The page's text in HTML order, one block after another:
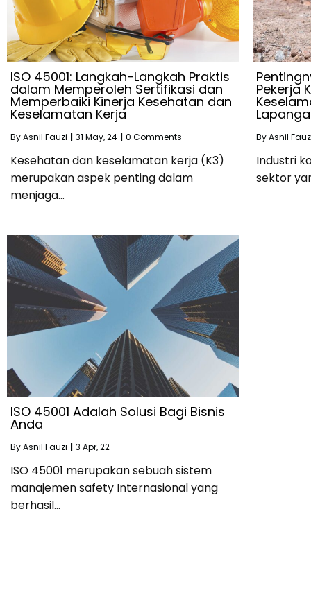
ISO 45001: Langkah-Langkah Praktis
dalam Memperoleh Sertifikasi dan
Memperbaiki Kinerja Kesehatan dan
Keselamatan Kerja
ByAsnil Fauzi | 31 May, 24 | 0 Comments
Kesehatan dan keselamatan kerja (K3)
merupakan aspek penting dalam
menjaga…
Pekerja
ByAsnil
Industri
sektor
ISO 45001 Adalah Solusi Bagi Bisnis
Anda
ByAsnil Fauzi | 3 Apr, 22
ISO 45001 merupakan sebuah sistem
manajemen safety Internasional yang
berhasil…